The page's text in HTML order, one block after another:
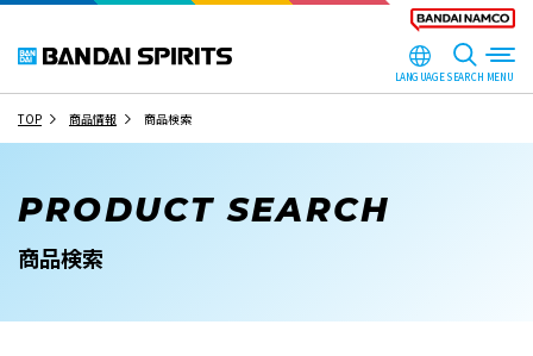
LANGUAGESEARCH
TOP 商品情報 商品検索
PRODUCT SEARCH
商品検索